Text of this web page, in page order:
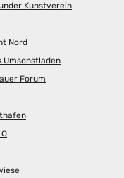
Kunstverein
Nord
Umsonstladen
Forum